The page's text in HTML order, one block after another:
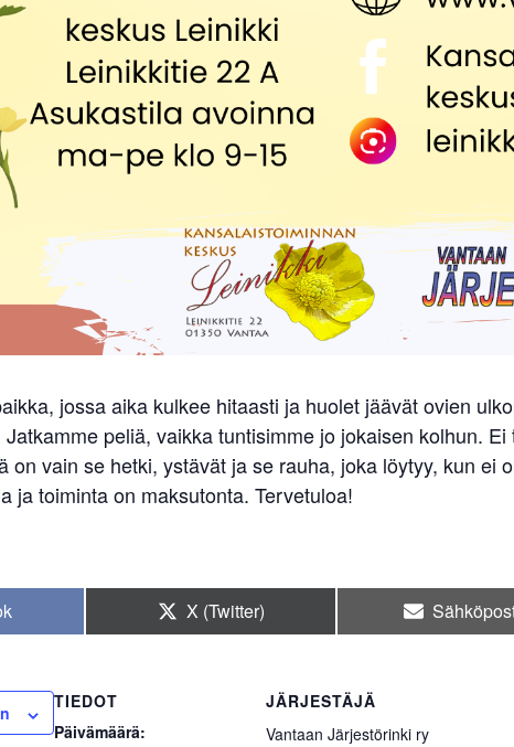
jossa aika kulkee hitaasti ja huolet jäävät ovien
peliä, vaikka tuntisimme jo jokaisen kolhun.
on vain se hetki, ystävät ja se rauha, joka löytyy, kun ei
ja toiminta on maksutonta. Tervetuloa!
Share
X (Twitter) Share
TIEDOT
Päivämäärä:
JÄRJESTÄJÄ
Vantaan Järjestörinki ry